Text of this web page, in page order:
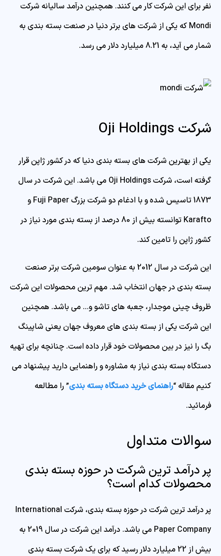
نفر برای این شرکت کار می کنند. همچنین درآمد سالیانه شرکت
Mondi که یکی از شرکت های برتر دنیا در صنعت بسته بندی به
شمار می آید، به 8.21 میلیارد دلار می رسد.
شرکت Oji Holdings
یکی از بهترین شرکت های بسته بندی دنیا که در کشور ژاپن قرار
گرفته است، شرکت Oji Holdings می باشد. این شرکت در سال
1873 تاسیس شده و با ادغام دو شرکت بزرگ Fuji Paper و
Karafto توانسته بیش از 80 درصد از بسته بندی مورد نیاز در
کشور ژاپن را تامین کند.
این شرکت در سال 2012 به عنوان سومین شرکت برتر صنعت
بسته بندی در جهان انتخاب شد. مهم ترین محصولات این شرکت
ظروف چینی موجدار، جعبه های تاشو و… می باشد. همچنین
این شرکت یکی از بسته بندی های معروف جهان یعنی شاپینگ
بگ را نیز در بین محصولات خود قرار داده است. چنانچه برای تهیه
دستگاه بسته بندی نیاز به مشاوره و راهنمایی دارید پیشنهاد می
کنیم مقاله “راهنمای خرید دستگاه بسته بندی” را مطالعه
فرمائید.
سوالات متداول
پر درآمد ترین شرکت در حوزه بسته بندی
محصولات کدام است؟
پر درآمد ترین شرکت در حوزه بسته بندی، شرکت International
Paper Company می باشد. درآمد این شرکت در سال 2019 به
بیش از 22 میلیارد دلار رسید که برای یک شرکت بسته بندی